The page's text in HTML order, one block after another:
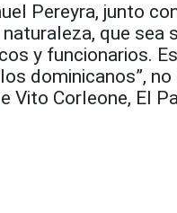
Pereyra, junto
que sea
y funcionarios.
dominicanos”, no
Vito Corleone, El